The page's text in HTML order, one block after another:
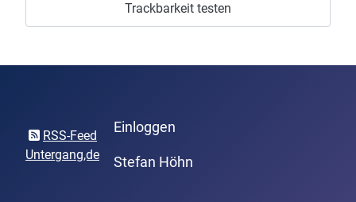
Trackbarkeit testen
RSS-Feed
Untergang,de
Einloggen
Stefan Höhn